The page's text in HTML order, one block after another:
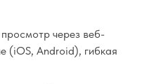
через веб-
(iOS, Android), гибкая